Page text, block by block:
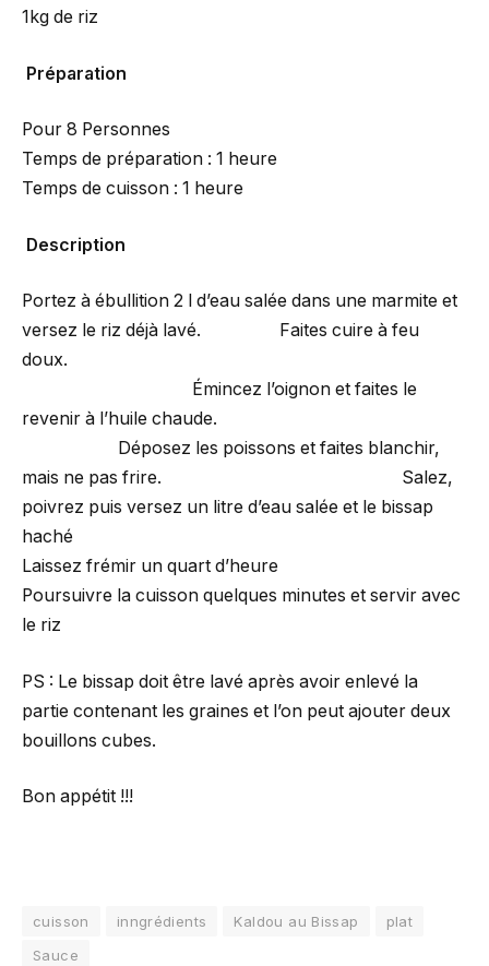
1kg de riz
Préparation
Pour 8 Personnes
Temps de préparation : 1 heure
Temps de cuisson : 1 heure
Description
Portez à ébullition 2 l d’eau salée dans une marmite et
versez le riz déjà lavé. Faites cuire à feu
doux.
Émincez l’oignon et faites le
revenir à l’huile chaude.
Déposez les poissons et faites blanchir,
mais ne pas frire. Salez,
poivrez puis versez un litre d’eau salée et le bissap
haché
Laissez frémir un quart d’heure
Poursuivre la cuisson quelques minutes et servir avec
le riz
PS : Le bissap doit être lavé après avoir enlevé la
partie contenant les graines et l’on peut ajouter deux
bouillons cubes.
Bon appétit !!!
cuisson inngrédients Kaldou au Bissap
plat
Sauce